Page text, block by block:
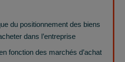
du positionnement des biens
dans l’entreprise
fonction des marchés d’achat